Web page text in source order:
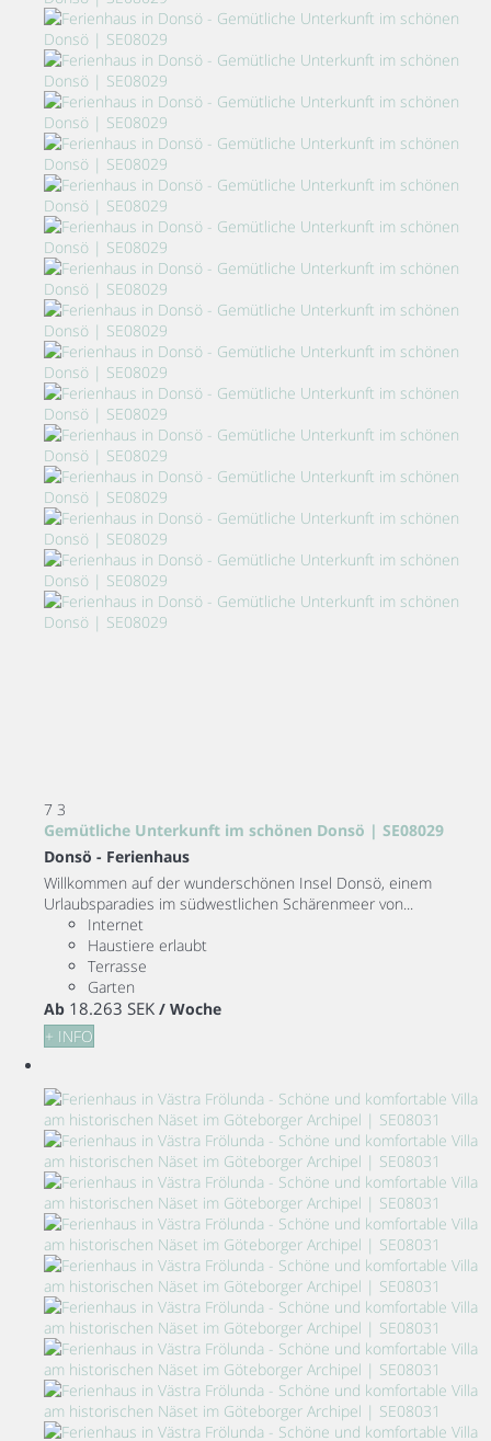
7 3
Gemütliche Unterkunft im schönen Donsö | SE08029
Donsö - Ferienhaus
Willkommen auf der wunderschönen Insel Donsö, einem
Urlaubsparadies im südwestlichen Schärenmeer von...
Internet
Haustiere erlaubt
Terrasse
Garten
Ab 18.263 SEK / Woche
+ INFO